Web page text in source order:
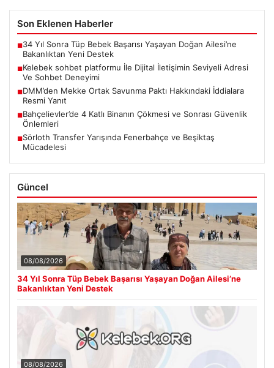
Son Eklenen Haberler
■34 Yıl Sonra Tüp Bebek Başarısı Yaşayan Doğan Ailesi’ne
Bakanlıktan Yeni Destek
■Kelebek sohbet platformu İle Dijital İletişimin Seviyeli Adresi
Ve Sohbet Deneyimi
■DMM’den Mekke Ortak Savunma Paktı Hakkındaki İddialara
Resmi Yanıt
■Bahçelievler’de 4 Katlı Binanın Çökmesi ve Sonrası Güvenlik
Önlemleri
■Sörloth Transfer Yarışında Fenerbahçe ve Beşiktaş
Mücadelesi
Güncel
08/08/2026
34 Yıl Sonra Tüp Bebek Başarısı Yaşayan Doğan Ailesi’ne
Bakanlıktan Yeni Destek
08/08/2026